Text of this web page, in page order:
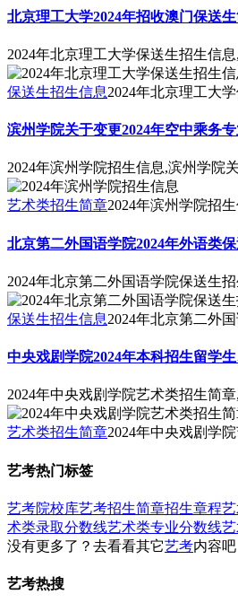
北京理工大学2024年招收澳门保送
2024年北京理工大学保送生招生信
保送生招生信息2024年北京理工大
滨州学院关于变更2024年空中乘务
2024年滨州学院招生信息,滨州学院
艺术类招生简章2024年滨州学院招
北京第二外国语学院2024年外语类
2024年北京第二外国语学院保送生
保送生招生信息2024年北京第二外
中央戏剧学院2024年本科招生留学
2024年中央戏剧学院艺术类招生简
艺术类招生简章2024年中央戏剧学
艺考热门标签
艺考院校库艺考招生简章招生章程
术类录取分数线艺术类专业分数线
没有更多了？去看看其它艺考内容吧
艺考热搜